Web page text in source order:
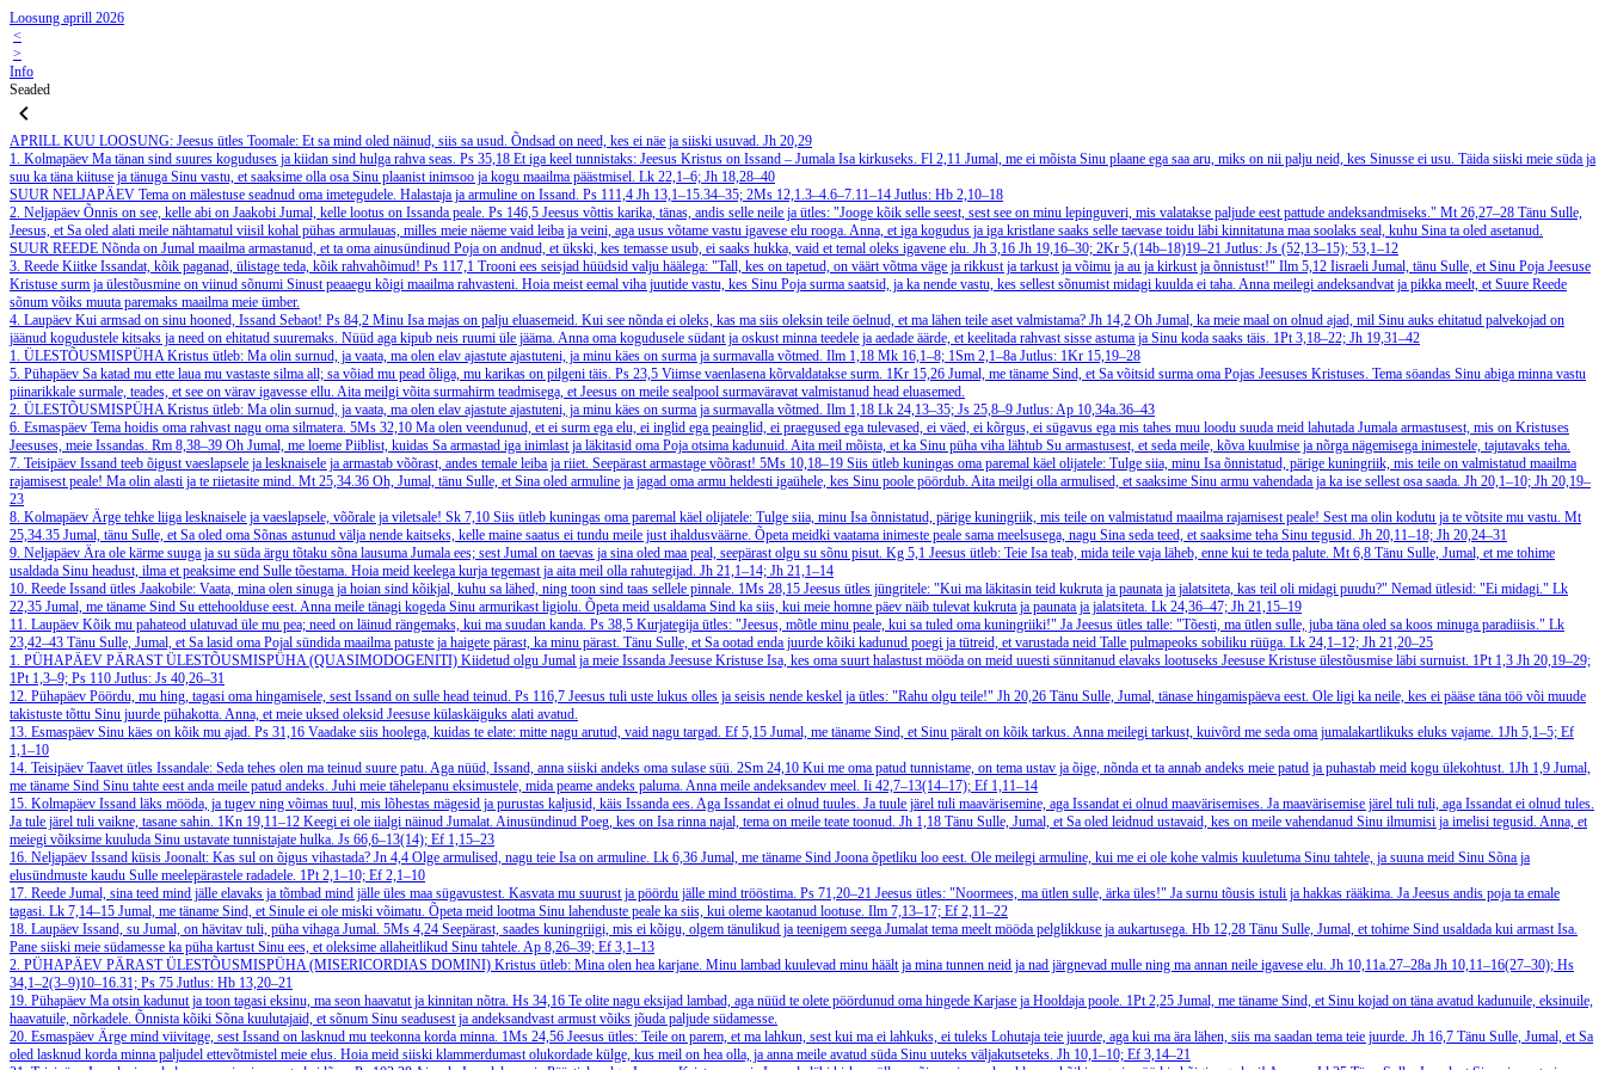
Loosung aprill 2026
<
>
Info
Seaded
APRILL KUU LOOSUNG: Jeesus ütles Toomale: Et sa mind oled näinud, siis sa usud. Õndsad on need, kes ei näe ja siiski usuvad. Jh 20,29
1. Kolmapäev Ma tänan sind suures koguduses ja kiidan sind hulga rahva seas. Ps 35,18 Et iga keel tunnistaks: Jeesus Kristus on Issand – Jumala Isa kirkuseks. Fl 2,11 Jumal, me ei mõista Sinu plaane ega saa aru, miks on nii palju neid, kes Sinusse ei usu. Täida siiski meie süda ja
suu ka täna kiituse ja tänuga Sinu vastu, et saaksime olla osa Sinu plaanist inimsoo ja kogu maailma päästmisel. Lk 22,1–6; Jh 18,28–40
SUUR NELJAPÄEV Tema on mälestuse seadnud oma imetegudele. Halastaja ja armuline on Issand. Ps 111,4 Jh 13,1–15.34–35; 2Ms 12,1.3–4.6–7.11–14 Jutlus: Hb 2,10–18
2. Neljapäev Õnnis on see, kelle abi on Jaakobi Jumal, kelle lootus on Issanda peale. Ps 146,5 Jeesus võttis karika, tänas, andis selle neile ja ütles: "Jooge kõik selle seest, sest see on minu lepinguveri, mis valatakse paljude eest pattude andeksandmiseks." Mt 26,27–28 Tänu Sulle,
Jeesus, et Sa oled alati meile nähtamatul viisil kohal pühas armulauas, milles meie näeme vaid leiba ja veini, aga usus võtame vastu igavese elu rooga. Anna, et iga kogudus ja iga kristlane saaks selle taevase toidu läbi kinnitatuna maa soolaks seal, kuhu Sina ta oled asetanud.
SUUR REEDE Nõnda on Jumal maailma armastanud, et ta oma ainusündinud Poja on andnud, et ükski, kes temasse usub, ei saaks hukka, vaid et temal oleks igavene elu. Jh 3,16 Jh 19,16–30; 2Kr 5,(14b–18)19–21 Jutlus: Js (52,13–15); 53,1–12
3. Reede Kiitke Issandat, kõik paganad, ülistage teda, kõik rahvahõimud! Ps 117,1 Trooni ees seisjad hüüdsid valju häälega: "Tall, kes on tapetud, on väärt võtma väge ja rikkust ja tarkust ja võimu ja au ja kirkust ja õnnistust!" Ilm 5,12 Iisraeli Jumal, tänu Sulle, et Sinu Poja Jeesuse
Kristuse surm ja ülestõusmine on viinud sõnumi Sinust peaaegu kõigi maailma rahvasteni. Hoia meist eemal viha juutide vastu, kes Sinu Poja surma saatsid, ja ka nende vastu, kes sellest sõnumist midagi kuulda ei taha. Anna meilegi andeksandvat ja pikka meelt, et Suure Reede
sõnum võiks muuta paremaks maailma meie ümber.
4. Laupäev Kui armsad on sinu hooned, Issand Sebaot! Ps 84,2 Minu Isa majas on palju eluasemeid. Kui see nõnda ei oleks, kas ma siis oleksin teile öelnud, et ma lähen teile aset valmistama? Jh 14,2 Oh Jumal, ka meie maal on olnud ajad, mil Sinu auks ehitatud palvekojad on
jäänud kogudustele kitsaks ja need on ehitatud suuremaks. Nüüd aga kipub neis ruumi üle jääma. Anna oma kogudusele südant ja oskust minna teedele ja aedade äärde, et keelitada rahvast sisse astuma ja Sinu koda saaks täis. 1Pt 3,18–22; Jh 19,31–42
1. ÜLESTÕUSMISPÜHAKristus ütleb: Ma olin surnud, ja vaata, ma olen elav ajastute ajastuteni, ja minu käes on surma ja surmavalla võtmed. Ilm 1,18 Mk 16,1–8; 1Sm 2,1–8a Jutlus: 1Kr 15,19–28
5. Pühapäev Sa katad mu ette laua mu vastaste silma all; sa võiad mu pead õliga, mu karikas on pilgeni täis. Ps 23,5 Viimse vaenlasena kõrvaldatakse surm. 1Kr 15,26 Jumal, me täname Sind, et Sa võitsid surma oma Pojas Jeesuses Kristuses. Tema söandas Sinu abiga minna vastu
piinarikkale surmale, teades, et see on värav igavesse ellu. Aita meilgi võita surmahirm teadmisega, et Jeesus on meile sealpool surmaväravat valmistanud head eluasemed.
2. ÜLESTÕUSMISPÜHAKristus ütleb: Ma olin surnud, ja vaata, ma olen elav ajastute ajastuteni, ja minu käes on surma ja surmavalla võtmed. Ilm 1,18 Lk 24,13–35; Js 25,8–9 Jutlus: Ap 10,34a.36–43
6. Esmaspäev Tema hoidis oma rahvast nagu oma silmatera. 5Ms 32,10 Ma olen veendunud, et ei surm ega elu, ei inglid ega peainglid, ei praegused ega tulevased, ei väed, ei kõrgus, ei sügavus ega mis tahes muu loodu suuda meid lahutada Jumala armastusest, mis on Kristuses
Jeesuses, meie Issandas. Rm 8,38–39 Oh Jumal, me loeme Piiblist, kuidas Sa armastad iga inimlast ja läkitasid oma Poja otsima kadunuid. Aita meil mõista, et ka Sinu püha viha lähtub Su armastusest, et seda meile, kõva kuulmise ja nõrga nägemisega inimestele, tajutavaks teha.
7. Teisipäev Issand teeb õigust vaeslapsele ja lesknaisele ja armastab võõrast, andes temale leiba ja riiet. Seepärast armastage võõrast! 5Ms 10,18–19 Siis ütleb kuningas oma paremal käel olijatele: Tulge siia, minu Isa õnnistatud, pärige kuningriik, mis teile on valmistatud maailma
rajamisest peale! Ma olin alasti ja te riietasite mind. Mt 25,34.36 Oh, Jumal, tänu Sulle, et Sina oled armuline ja jagad oma armu heldesti igaühele, kes Sinu poole pöördub. Aita meilgi olla armulised, et saaksime Sinu armu vahendada ja ka ise sellest osa saada. Jh 20,1–10; Jh 20,19–
23
8. Kolmapäev Ärge tehke liiga lesknaisele ja vaeslapsele, võõrale ja viletsale! Sk 7,10 Siis ütleb kuningas oma paremal käel olijatele: Tulge siia, minu Isa õnnistatud, pärige kuningriik, mis teile on valmistatud maailma rajamisest peale! Sest ma olin kodutu ja te võtsite mu vastu. Mt
25,34.35 Jumal, tänu Sulle, et Sa oled oma Sõnas astunud välja nende kaitseks, kelle maine saatus ei tundu meile just ihaldusväärne. Õpeta meidki vaatama inimeste peale sama meelsusega, nagu Sina seda teed, et saaksime teha Sinu tegusid. Jh 20,11–18; Jh 20,24–31
9. Neljapäev Ära ole kärme suuga ja su süda ärgu tõtaku sõna lausuma Jumala ees; sest Jumal on taevas ja sina oled maa peal, seepärast olgu su sõnu pisut. Kg 5,1 Jeesus ütleb: Teie Isa teab, mida teile vaja läheb, enne kui te teda palute. Mt 6,8 Tänu Sulle, Jumal, et me tohime
usaldada Sinu headust, ilma et peaksime end Sulle tõestama. Hoia meid keelega kurja tegemast ja aita meil olla rahutegijad. Jh 21,1–14; Jh 21,1–14
10. Reede Issand ütles Jaakobile: Vaata, mina olen sinuga ja hoian sind kõikjal, kuhu sa lähed, ning toon sind taas sellele pinnale. 1Ms 28,15 Jeesus ütles jüngritele: "Kui ma läkitasin teid kukruta ja paunata ja jalatsiteta, kas teil oli midagi puudu?" Nemad ütlesid: "Ei midagi." Lk
22,35 Jumal, me täname Sind Su ettehoolduse eest. Anna meile tänagi kogeda Sinu armurikast ligiolu. Õpeta meid usaldama Sind ka siis, kui meie homne päev näib tulevat kukruta ja paunata ja jalatsiteta. Lk 24,36–47; Jh 21,15–19
11. Laupäev Kõik mu pahateod ulatuvad üle mu pea; need on läinud rängemaks, kui ma suudan kanda. Ps 38,5 Kurjategija ütles: "Jeesus, mõtle minu peale, kui sa tuled oma kuningriiki!" Ja Jeesus ütles talle: "Tõesti, ma ütlen sulle, juba täna oled sa koos minuga paradiisis." Lk
23,42–43 Tänu Sulle, Jumal, et Sa lasid oma Pojal sündida maailma patuste ja haigete pärast, ka minu pärast. Tänu Sulle, et Sa ootad enda juurde kõiki kadunud poegi ja tütreid, et varustada neid Talle pulmapeoks sobiliku rüüga. Lk 24,1–12; Jh 21,20–25
1. PÜHAPÄEV PÄRAST ÜLESTÕUSMISPÜHA (QUASIMODOGENITI) Kiidetud olgu Jumal ja meie Issanda Jeesuse Kristuse Isa, kes oma suurt halastust mööda on meid uuesti sünnitanud elavaks lootuseks Jeesuse Kristuse ülestõusmise läbi surnuist. 1Pt 1,3 Jh 20,19–29;
1Pt 1,3–9; Ps 110 Jutlus: Js 40,26–31
12. Pühapäev Pöördu, mu hing, tagasi oma hingamisele, sest Issand on sulle head teinud. Ps 116,7 Jeesus tuli uste lukus olles ja seisis nende keskel ja ütles: "Rahu olgu teile!" Jh 20,26 Tänu Sulle, Jumal, tänase hingamispäeva eest. Ole ligi ka neile, kes ei pääse täna töö või muude
takistuste tõttu Sinu juurde pühakotta. Anna, et meie uksed oleksid Jeesuse külaskäiguks alati avatud.
13. Esmaspäev Sinu käes on kõik mu ajad. Ps 31,16 Vaadake siis hoolega, kuidas te elate: mitte nagu arutud, vaid nagu targad. Ef 5,15 Jumal, me täname Sind, et Sinu päralt on kõik tarkus. Anna meilegi tarkust, kuivõrd me seda oma jumalakartlikuks eluks vajame. 1Jh 5,1–5; Ef
1,1–10
14. Teisipäev Taavet ütles Issandale: Seda tehes olen ma teinud suure patu. Aga nüüd, Issand, anna siiski andeks oma sulase süü. 2Sm 24,10 Kui me oma patud tunnistame, on tema ustav ja õige, nõnda et ta annab andeks meie patud ja puhastab meid kogu ülekohtust. 1Jh 1,9 Jumal,
me täname Sind Sinu tahte eest anda meile patud andeks. Juhi meie tähelepanu eksimustele, mida peame andeks paluma. Anna meile andeksandev meel. Ii 42,7–13(14–17); Ef 1,11–14
15. Kolmapäev Issand läks mööda, ja tugev ning võimas tuul, mis lõhestas mägesid ja purustas kaljusid, käis Issanda ees. Aga Issandat ei olnud tuules. Ja tuule järel tuli maavärisemine, aga Issandat ei olnud maavärisemises. Ja maavärisemise järel tuli tuli, aga Issandat ei olnud tules.
Ja tule järel tuli vaikne, tasane sahin. 1Kn 19,11–12 Keegi ei ole iialgi näinud Jumalat. Ainusündinud Poeg, kes on Isa rinna najal, tema on meile teate toonud. Jh 1,18 Tänu Sulle, Jumal, et Sa oled leidnud ustavaid, kes on meile vahendanud Sinu ilmumisi ja imelisi tegusid. Anna, et
meiegi võiksime kuuluda Sinu ustavate tunnistajate hulka. Js 66,6–13(14); Ef 1,15–23
16. Neljapäev Issand küsis Joonalt: Kas sul on õigus vihastada? Jn 4,4 Olge armulised, nagu teie Isa on armuline. Lk 6,36 Jumal, me täname Sind Joona õpetliku loo eest. Ole meilegi armuline, kui me ei ole kohe valmis kuuletuma Sinu tahtele, ja suuna meid Sinu Sõna ja
elusündmuste kaudu Sulle meelepärastele radadele. 1Pt 2,1–10; Ef 2,1–10
17. Reede Jumal, sina teed mind jälle elavaks ja tõmbad mind jälle üles maa sügavustest. Kasvata mu suurust ja pöördu jälle mind trööstima. Ps 71,20–21 Jeesus ütles: "Noormees, ma ütlen sulle, ärka üles!" Ja surnu tõusis istuli ja hakkas rääkima. Ja Jeesus andis poja ta emale
tagasi. Lk 7,14–15 Jumal, me täname Sind, et Sinule ei ole miski võimatu. Õpeta meid lootma Sinu lahenduste peale ka siis, kui oleme kaotanud lootuse. Ilm 7,13–17; Ef 2,11–22
18. Laupäev Issand, su Jumal, on hävitav tuli, püha vihaga Jumal. 5Ms 4,24 Seepärast, saades kuningriigi, mis ei kõigu, olgem tänulikud ja teenigem seega Jumalat tema meelt mööda pelglikkuse ja aukartusega. Hb 12,28 Tänu Sulle, Jumal, et tohime Sind usaldada kui armast Isa.
Pane siiski meie südamesse ka püha kartust Sinu ees, et oleksime allaheitlikud Sinu tahtele. Ap 8,26–39; Ef 3,1–13
2. PÜHAPÄEV PÄRAST ÜLESTÕUSMISPÜHA (MISERICORDIAS DOMINI) Kristus ütleb: Mina olen hea karjane. Minu lambad kuulevad minu häält ja mina tunnen neid ja nad järgnevad mulle ning ma annan neile igavese elu. Jh 10,11a.27–28a Jh 10,11–16(27–30); Hs
34,1–2(3–9)10–16.31; Ps 75 Jutlus: Hb 13,20–21
19. Pühapäev Ma otsin kadunut ja toon tagasi eksinu, ma seon haavatut ja kinnitan nõtra. Hs 34,16 Te olite nagu eksijad lambad, aga nüüd te olete pöördunud oma hingede Karjase ja Hooldaja poole. 1Pt 2,25 Jumal, me täname Sind, et Sinu kojad on täna avatud kadunuile, eksinuile,
haavatuile, nõrkadele. Õnnista kõiki Sõna kuulutajaid, et sõnum Sinu seadusest ja andeksandvast armust võiks jõuda paljude südamesse.
20. Esmaspäev Ärge mind viivitage, sest Issand on lasknud mu teekonna korda minna. 1Ms 24,56 Jeesus ütles: Teile on parem, et ma lahkun, sest kui ma ei lahkuks, ei tuleks Lohutaja teie juurde, aga kui ma ära lähen, siis ma saadan tema teie juurde. Jh 16,7 Tänu Sulle, Jumal, et Sa
oled lasknud korda minna paljudel ettevõtmistel meie elus. Hoia meid siiski klammerdumast olukordade külge, kus meil on hea olla, ja anna meile avatud süda Sinu uuteks väljakutseteks. Jh 10,1–10; Ef 3,14–21